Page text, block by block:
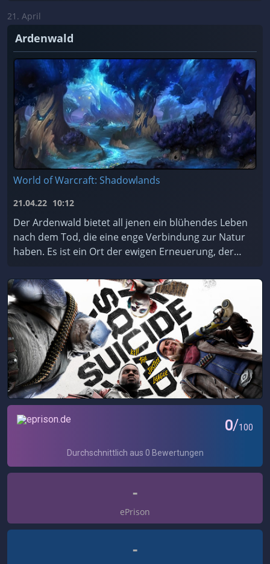
21. April
Ardenwald
World of Warcraft: Shadowlands
21.04.22 10:12
Der Ardenwald bietet all jenen ein blühendes Leben
nach dem Tod, die eine enge Verbindung zur Natur
haben. Es ist ein Ort der ewigen Erneuerung, der
...
-
ePrison
-